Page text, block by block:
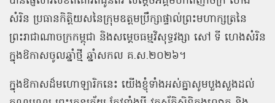
សំរិន ប្រធានកិត្តិយសនៃក្រុមឧត្តមប្រឹក្សាផ្ទាល់ព្រះមហាក្សត្រនៃ
ព្រះរាជាណាចក្រកម្ពុជា និងសម្ដេចធម្មវិសុទ្ធវង្សា សៅ ទី ហេងសំរិន
ក្នុងឱកាសចូលឆ្នាំថ្មី ឆ្នាំសកល គ.ស.២០២៦។
ក្នុងឱកាសដ៏មហោឡារិកនេះ យើងខ្ញុំទាំងអស់គ្នាសូមបួងសួងដល់